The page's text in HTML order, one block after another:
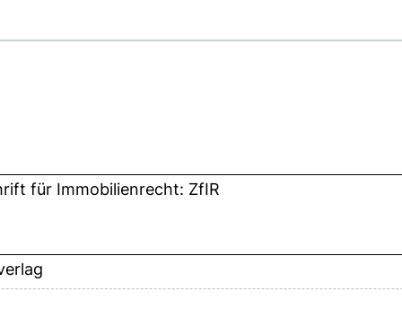
für Immobilienrecht: ZfIR